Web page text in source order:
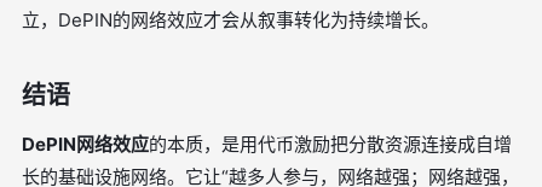
立，DePIN的网络效应才会从叙事转化为持续增长。
结语
DePIN网络效应的本质，是用代币激励把分散资源连接成自增
长的基础设施网络。它让“越多人参与，网络越强；网络越强，